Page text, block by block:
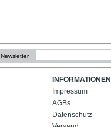
Newsletter
INFORMATIONEN
Impressum
AGBs
Datenschutz